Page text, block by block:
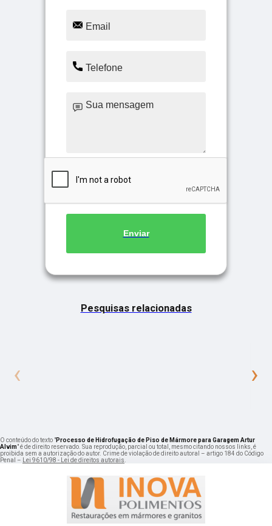
Enviar
Pesquisas relacionadas
‹ ›
O conteúdo do texto "Processo de Hidrofugação de Piso de Mármore para Garagem Artur
Alvim" é de direito reservado. Sua reprodução, parcial ou total, mesmo citando nossos links, é
proibida sem a autorização do autor. Crime de violação de direito autoral – artigo 184 do Código
Penal –
Lei 9610/98 - Lei de direitos autorais